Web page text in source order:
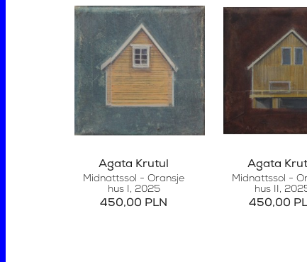
Agata Krutul
Midnattssol - Oransje
hus I , 2025
450,00 PLN
Agata
Midnattssol -
hus II ,
450,00